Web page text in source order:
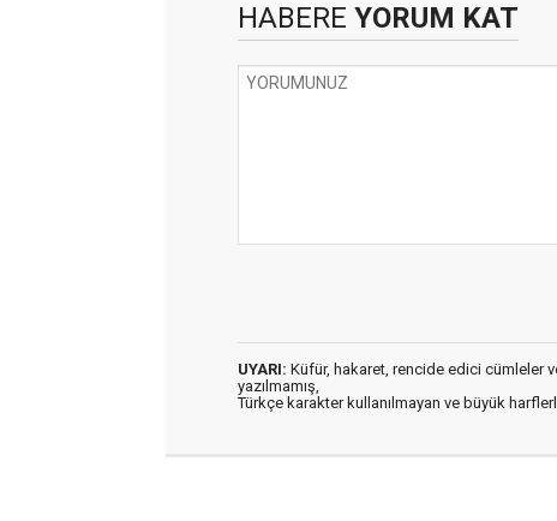
HABERE YORUM KAT
UYARI: Küfür, hakaret, rencide edici cümleler
yazılmamış,
Türkçe karakter kullanılmayan ve büyük